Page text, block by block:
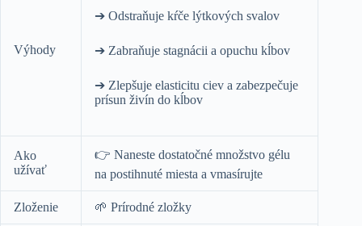
Výhody
➔ Odstraňuje kŕče lýtkových svalov
➔ Zabraňuje stagnácii a opuchu kĺbov
➔ Zlepšuje elasticitu ciev a zabezpečuje
prísun živín do kĺbov
Ako
užívať
👉 Naneste dostatočné množstvo gélu
na postihnuté miesta a vmasírujte
Zloženie 🌱 Prírodné zložky